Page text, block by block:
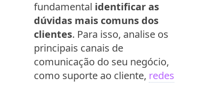
fundamental identificar as
dúvidas mais comuns dos
clientes. Para isso, analise os
principais canais de
comunicação do seu negócio,
como suporte ao cliente, redes